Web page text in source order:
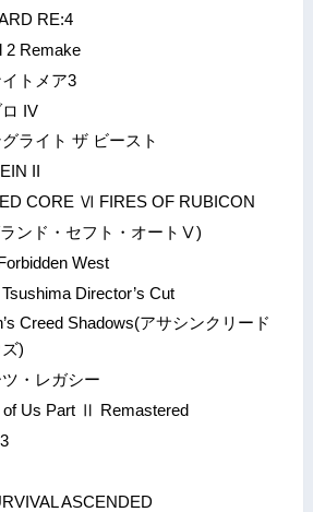
RE:4
2 Remake
トメア3
IV
ライト ザ ビースト
II
CORE Ⅵ FIRES OF RUBICON
ンド・セフト・オートⅤ)
West
Director’s Cut
Creed Shadows(アサシンクリード
)
・レガシー
of Us Part Ⅱ Remastered
ASCENDED